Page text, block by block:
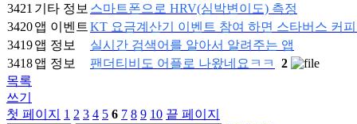
3421 기타 정보 스마트폰으로 HRV(심박변이도) 측정
3420앱 이벤트 KT 요금계산기 이벤트 참여 하면 스타버스 커
3419앱 정보
실시간 검색어를 알아서 알려주는 앱
3418앱 정보 팬더티비도 어플로 나왔네요ㅋㅋ
2
목록
쓰기
첫 페이지
1 2 3 4 5 6 7 8 9 10 끝 페이지